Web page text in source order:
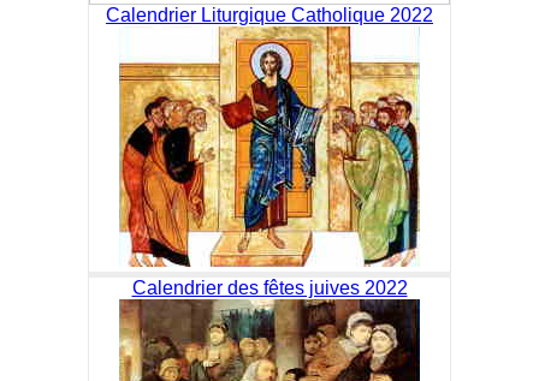
Calendrier Liturgique Catholique 2022
Calendrier des fêtes juives 2022